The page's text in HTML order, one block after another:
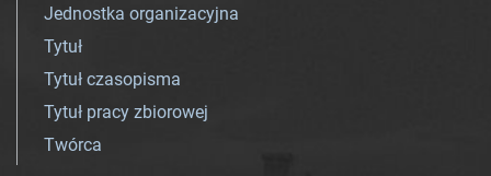
Jednostka organizacyjna
Tytuł
Tytuł czasopisma
Tytuł pracy zbiorowej
Twórca